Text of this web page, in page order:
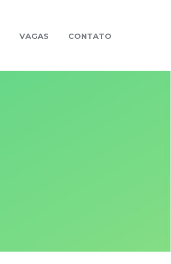
VAGAS CONTATO